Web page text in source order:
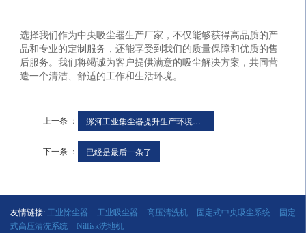
选择我们作为中央吸尘器生产厂家，不仅能够获得高品质的产
品和专业的定制服务，还能享受到我们的质量保障和优质的售
后服务。我们将竭诚为客户提供满意的吸尘解决方案，共同营
造一个清洁、舒适的工作和生活环境。
上一条 ： 漯河工业集尘器提升生产环境清洁
下一条 ： 已经是最后一条了
友情链接: 工业除尘器 工业吸尘器 高压清洗机 固定式中央吸尘系统
固定
式高压清洗系统
Nilfisk洗地机